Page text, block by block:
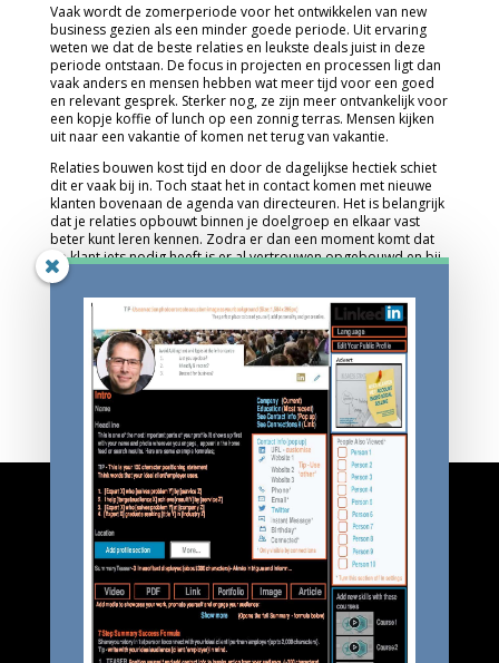
Vaak wordt de zomerperiode voor het ontwikkelen van new
business gezien als een minder goede periode. Uit ervaring
weten we dat de beste relaties en leukste deals juist in deze
periode ontstaan. De focus in projecten en processen ligt dan
vaak anders en mensen hebben wat meer tijd voor een goed
en relevant gesprek. Sterker nog, ze zijn meer ontvankelijk voor
een kopje koffie of lunch op een zonnig terras. Mensen kijken
uit naar een vakantie of komen net terug van vakantie.
Relaties bouwen kost tijd en door de dagelijkse hectiek schiet
dit er vaak bij in. Toch staat het in contact komen met nieuwe
klanten bovenaan de agenda van directeuren. Het is belangrijk
dat je relaties opbouwt binnen je doelgroep en elkaar vast
beter kunt leren kennen. Zodra er dan een moment komt dat
de klant iets nodig heeft is er al vertrouwen opgebouwd en bij
jij de eerste waar de klant aan denkt. Het voordeel is dat een
verkoopgesprek dan al een stuk makkelijker wordt, omdat je
elkaar al kent.
Ook is de zomerperiode een mooi moment om de koers uit te
zetten voor de rest van het jaar. Als uw destination meer
nieuwe klanten is bel ons dan voor een 15 minuten
brainstormsessie of een kop koffie op een zonnig terras.
ZO KAN JE CONTACT MET ONS OPNEMEN
06-52627558 Ger van der Meijden
Stel gerust eerst een vraag zonder bang te zijn voor een
verkooppraatje.